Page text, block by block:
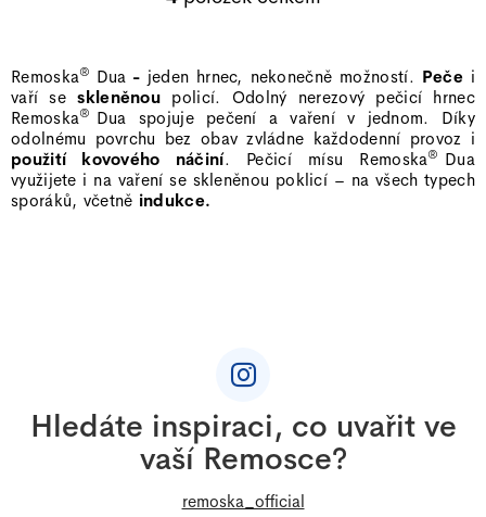
O
á
d
a
c
v
ý
p
i
s
u
Remoska® Dua - jeden hrnec, nekonečně možností. Pečei
vaří seskleněnou policí. Odolný nerezový pečicí hrnec
Remoska® Dua spojuje pečení a vaření v jednom. Díky
odolnému povrchu bez obav zvládne každodenní provoz i
použití kovového náčiní. Pečicí mísu Remoska® Dua
využijete i na vaření se skleněnou poklicí – na všech typech
sporáků, včetně indukce.
Hledáte inspiraci, co uvařit ve
vaší Remosce?
remoska_official